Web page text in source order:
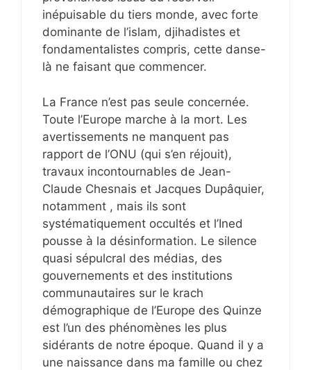
inépuisable du tiers monde, avec forte
dominante de l’islam, djihadistes et
fondamentalistes compris, cette danse-
là ne faisant que commencer.
La France n’est pas seule concernée.
Toute l’Europe marche à la mort. Les
avertissements ne manquent pas
rapport de l’ONU (qui s’en réjouit),
travaux incontournables de Jean-
Claude Chesnais et Jacques Dupâquier,
notamment , mais ils sont
systématiquement occultés et l’Ined
pousse à la désinformation. Le silence
quasi sépulcral des médias, des
gouvernements et des institutions
communautaires sur le krach
démographique de l’Europe des Quinze
est l’un des phénomènes les plus
sidérants de notre époque. Quand il y a
une naissance dans ma famille ou chez